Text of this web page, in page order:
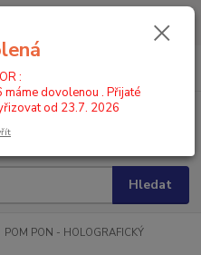
máme dovolenou . Přijaté
Hledat
POM PON - HOLOGRAFICKÝ
:
máme dovolenou . Přijaté
od 23.7. 2026